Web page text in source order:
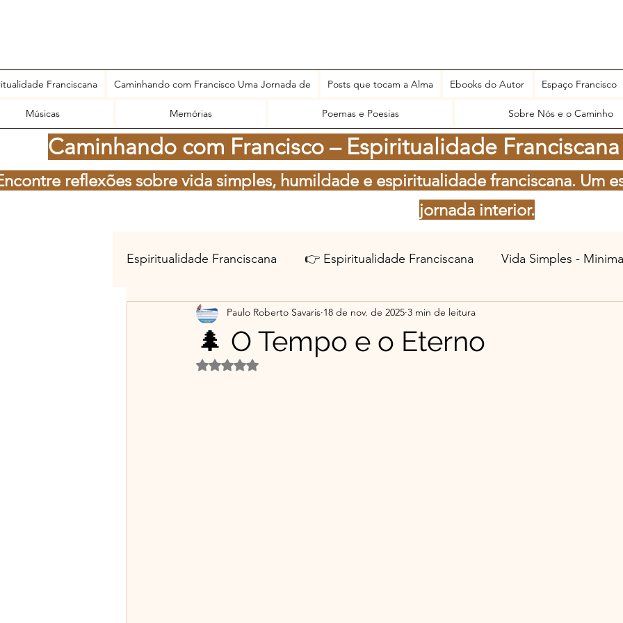
Franciscana Caminhando com Francisco Uma Jornada de Posts que tocam a Alma Ebooks do Autor Espaço Francisco
Músicas Memórias Poemas e Poesias Sobre Nós e o Caminho
Caminhando com Francisco – Espiritualidade
reflexões sobre vida simples, humildade e espiritualidade franciscana. Um
jornada interior.
Espiritualidade Franciscana 👉 Espiritualidade Franciscana Vida Simples -
Projetos Educativos Flor da Serra do Sul - Histórias
Material gratuito e Publicidade
🌲 O Tempo e o Eterno
Paulo Roberto Savaris 18 de nov. de 2025 3 min de leitura
Avaliado com NaN de 5 estrelas.